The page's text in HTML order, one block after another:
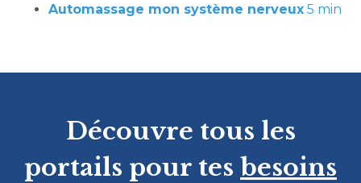
Automassage mon système nerveux 5 min
Découvre tous les
portails pour tes besoins